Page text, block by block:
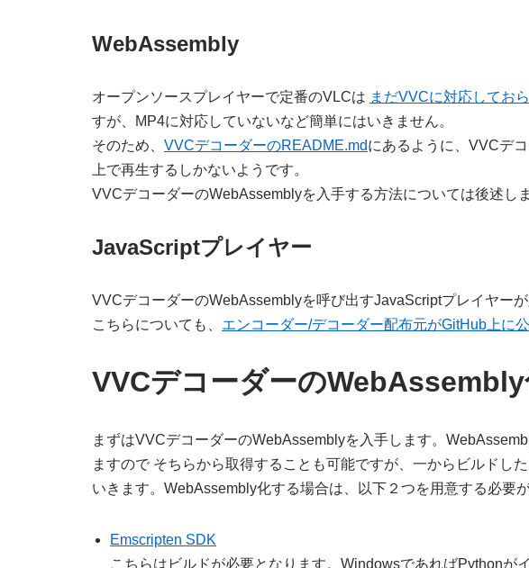
WebAssembly
オープンソースプレイヤーで定番のVLCは まだVVCに対応してお
すが、MP4に対応していないなど簡単にはいきません。
そのため、 VVCデコーダーのREADME.mdにあるように、VVCデ
上で再生するしかないようです。
VVCデコーダーのWebAssemblyを入手する方法については後述しま
JavaScriptプレイヤー
VVCデコーダーのWebAssemblyを呼び出すJavaScriptプレイヤーが
こちらについても、 エンコーダー/デコーダー配布元がGitHub上に
VVCデコーダーの
まずはVVCデコーダーのWebAssemblyを入手します。
ますので そちらから取得することも可能ですが、一からビルドし
いきます。WebAssembly化する場合は、以下２つを用意する必要が
Emscripten SDK
こちらはビルドが必要となります。WindowsであればPythonが